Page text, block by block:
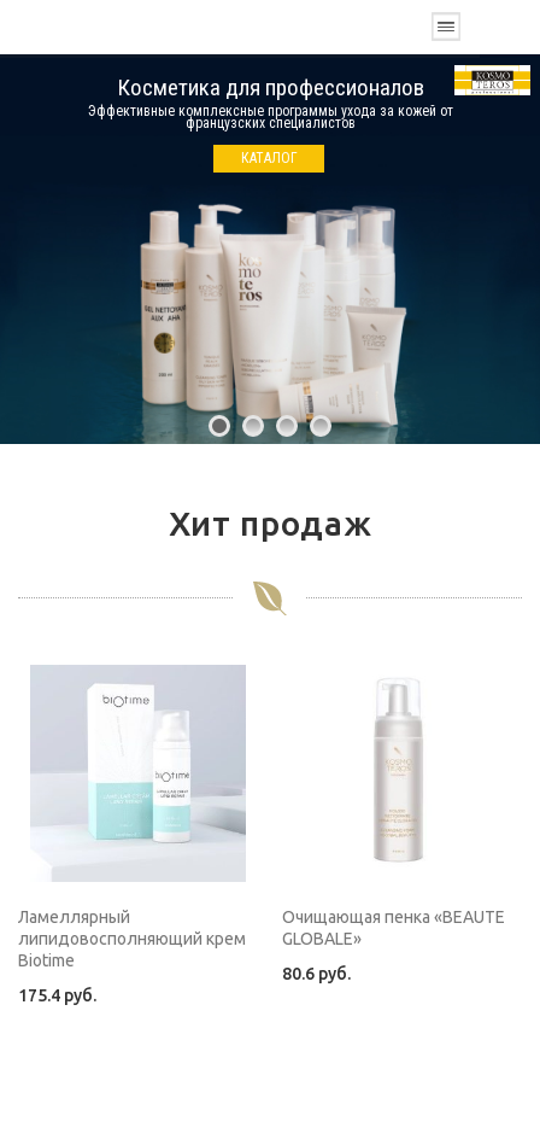
Косметика для профессионалов
Эффективные комплексные программы ухода за кожей от
французских специалистов
КАТАЛОГ
Хит продаж
Ламеллярный
липидовосполняющий крем
Biotime
175.4 руб.
Очищающая пенка «BEAUTE
GLOBALE»
80.6 руб.